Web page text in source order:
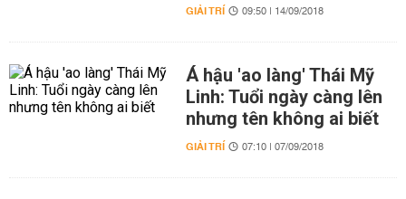
GIẢI TRÍ 09:50 | 14/09/2018
Á hậu 'ao làng' Thái Mỹ
Linh: Tuổi ngày càng lên
nhưng tên không ai biết
GIẢI TRÍ 07:10 | 07/09/2018